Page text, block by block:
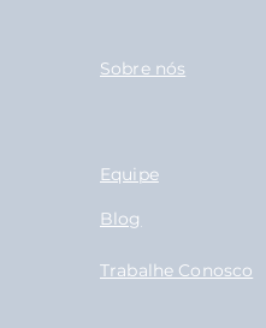
Sobre nós
Equipe
Blog
Trabalhe Conosco